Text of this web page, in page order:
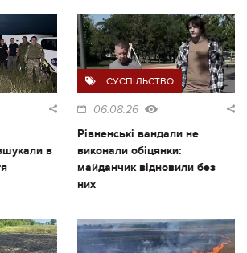
в
СУСПІЛЬСТВО
06.08.26
Рівненські вандали не
виконали обіцянки:
майданчик відновили без
них